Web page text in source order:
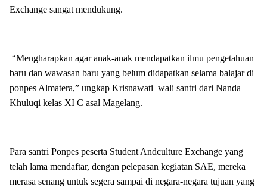
Exchange sangat mendukung.
“Mengharapkan agar anak-anak mendapatkan ilmu pengetahuan
baru dan wawasan baru yang belum didapatkan selama balajar di
ponpes Almatera,” ungkap Krisnawati wali santri dari Nanda
Khuluqi kelas XI C asal Magelang.
Para santri Ponpes peserta Student Andculture Exchange yang
telah lama mendaftar, dengan pelepasan kegiatan SAE, mereka
merasa senang untuk segera sampai di negara-negara tujuan yang